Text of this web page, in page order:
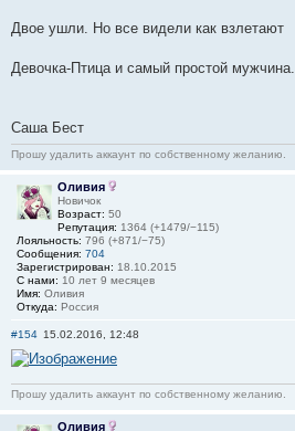
Двое ушли. Но все видели как взлетают
Девочка-Птица и самый простой мужчина.
Саша Бест
Прошу удалить аккаунт по собственному желанию.
Оливия
Новичок
Возраст: 50
Репутация: 1364 (+1479/−115)
Лояльность: 796 (+871/−75)
Сообщения: 704
Зарегистрирован: 18.10.2015
С нами: 10 лет 9 месяцев
Имя: Оливия
Откуда: Россия
#154 15.02.2016, 12:48
Прошу удалить аккаунт по собственному желанию.
Оливия